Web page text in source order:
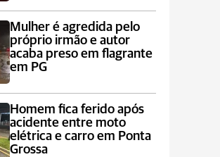
Mulher é agredida pelo
próprio irmão e autor
acaba preso em flagrante
em PG
Homem fica ferido após
acidente entre moto
elétrica e carro em Ponta
Grossa